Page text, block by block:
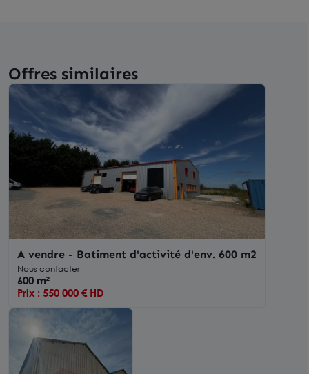
Offres similaires
A vendre - Batiment d'activité d'env. 600 m2
Nous contacter
600 m²
Prix : 550 000 € HD